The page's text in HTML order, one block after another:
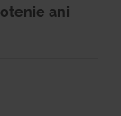
ani